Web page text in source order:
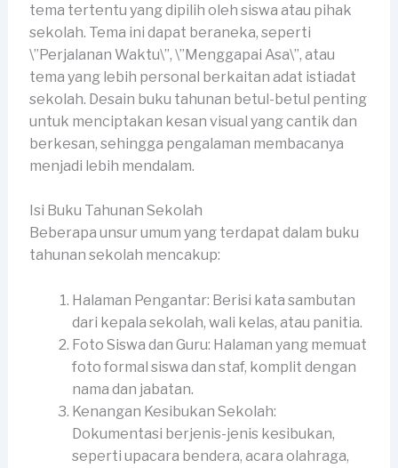
tema tertentu yang dipilih oleh siswa atau pihak
sekolah. Tema ini dapat beraneka, seperti
\”Perjalanan Waktu\”, \”Menggapai Asa\”, atau
tema yang lebih personal berkaitan adat istiadat
sekolah. Desain buku tahunan betul-betul penting
untuk menciptakan kesan visual yang cantik dan
berkesan, sehingga pengalaman membacanya
menjadi lebih mendalam.
Isi Buku Tahunan Sekolah
Beberapa unsur umum yang terdapat dalam buku
tahunan sekolah mencakup:
Halaman Pengantar: Berisi kata sambutan
dari kepala sekolah, wali kelas, atau panitia.
Foto Siswa dan Guru: Halaman yang memuat
foto formal siswa dan staf, komplit dengan
nama dan jabatan.
Kenangan Kesibukan Sekolah:
Dokumentasi berjenis-jenis kesibukan,
seperti upacara bendera, acara olahraga,